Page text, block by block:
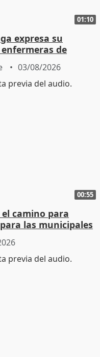
01:10
expresa su
de
03/08/2026
00:55
camino para
las municipales